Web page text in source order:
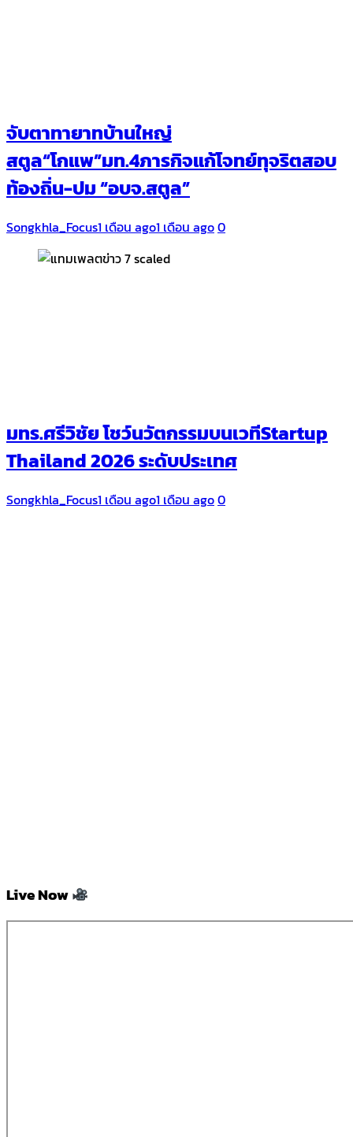
จับตาทายาทบ้านใหญ่
สตูล“โกแพ”มท.4ภารกิจแก้โจทย์ทุจริตสอบ
ท้องถิ่น-ปม “อบจ.สตูล”
Songkhla_Focus1 เดือน ago1 เดือน ago0
มทร.ศรีวิชัย โชว์นวัตกรรมบนเวทีStartup
Thailand 2026 ระดับประเทศ
Songkhla_Focus1 เดือน ago1 เดือน ago0
Live Now